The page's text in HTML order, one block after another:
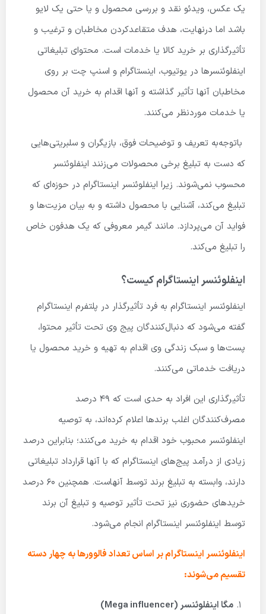
یک عکس، ویدئو نقد و بررسی محصول و یا حتی یک لایو
باشد اما درنهایت، هدف متقاعدکردن مخاطبان و ترغیب و
تأثیرگذاری بر خرید کالا یا خدمات است. محتوای تبلیغاتی
اینفلوئنسرها در یوتیوب، اینستاگرام و اسنپ چت بر روی
مخاطبان آنها تأثیر گذاشته و آنها اقدام به خرید آن محصول
یا خدمات موردنظر می‌کنند.
باتوجه‌به تعریف و توضیحات فوق، بازیگران و سلبریتی‌هایی
که دست به تبلیغ برخی محصولات می‌زنند اینفلوئنسر
محسوب نمی‌شوند. زیرا اینفلوئنسر اینستاگرام در حوزه‌ای که
تبلیغ می‌کند، آشنایی با محصول داشته و به بیان مزیت‌ها و
فواید آن می‌پردازد. مانند گیمر معروفی که یک هدفون خاص
را تبلیغ می‌کند.
اینفلوئنسر اینستاگرام کیست؟
اینفلوئنسر اینستاگرام به فرد تأثیرگذار در پلتفرم اینستاگرام
گفته می‌شود که دنبال‌کنندگان پیج وی تحت تأثیر محتوا،
پست‌ها و سبک زندگی وی اقدام به تهیه و خرید محصول یا
دریافت خدماتی می‌کنند.
تأثیرگذاری این افراد به حدی است که 49 درصد
مصرف‌کنندگان اغلب برندها اعلام کرده‌اند، به توصیه
اینفلوئنسر محبوب خود اقدام به خرید می‌کنند؛ بنابراین درصد
زیادی از درآمد پیج‌های اینستاگرام که با آنها قرارداد تبلیغاتی
دارند، وابسته به تبلیغ برند توسط آنهاست. همچنین 60 درصد
خریدهای حضوری نیز تحت تأثیر توصیه و تبلیغ آن برند
توسط اینفلوئنسر اینستاگرام انجام می‌شود.
اینفلوئنسر اینستاگرام بر اساس تعداد فالوورها به چهار دسته
تقسیم می‌شوند:
مگا اینفلوئنسر (Mega influencer
)